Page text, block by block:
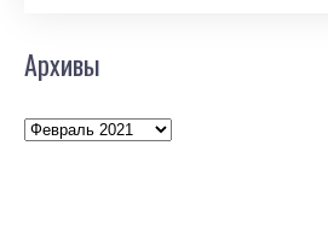
Архивы
Архивы